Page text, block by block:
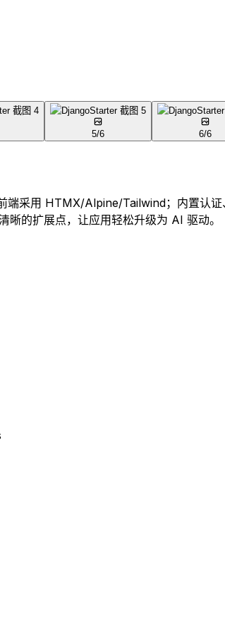
5/6 6/6
采用 HTMX/Alpine/Tailwind；内置认
的扩展点，让应用轻松升级为 AI 驱动。